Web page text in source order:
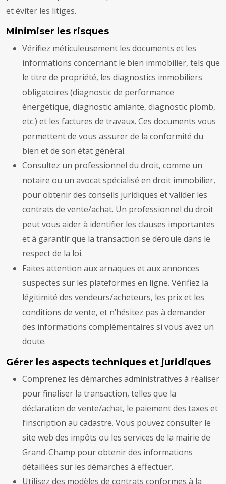
et éviter les litiges.
Minimiser les risques
Vérifiez méticuleusement les documents et les
informations concernant le bien immobilier, tels que
le titre de propriété, les diagnostics immobiliers
obligatoires (diagnostic de performance
énergétique, diagnostic amiante, diagnostic plomb,
etc.) et les factures de travaux. Ces documents vous
permettent de vous assurer de la conformité du
bien et de son état général.
Consultez un professionnel du droit, comme un
notaire ou un avocat spécialisé en droit immobilier,
pour obtenir des conseils juridiques et valider les
contrats de vente/achat. Un professionnel du droit
peut vous aider à identifier les clauses importantes
et à garantir que la transaction se déroule dans le
respect de la loi.
Faites attention aux arnaques et aux annonces
suspectes sur les plateformes en ligne. Vérifiez la
légitimité des vendeurs/acheteurs, les prix et les
conditions de vente, et n’hésitez pas à demander
des informations complémentaires si vous avez un
doute.
Gérer les aspects techniques et juridiques
Comprenez les démarches administratives à réaliser
pour finaliser la transaction, telles que la
déclaration de vente/achat, le paiement des taxes et
l’inscription au cadastre. Vous pouvez consulter le
site web des impôts ou les services de la mairie de
Grand-Champ pour obtenir des informations
détaillées sur les démarches à effectuer.
Utilisez des modèles de contrats conformes à la